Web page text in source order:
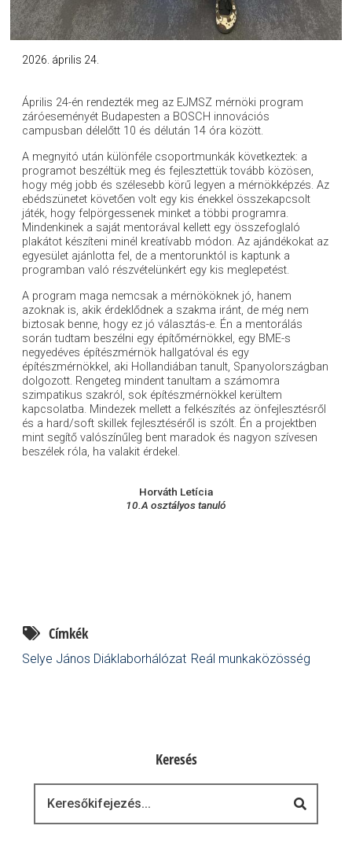
Április 24-én rendezték meg az EJMSZ mérnöki program
záróeseményét Budapesten a BOSCH innovációs
campusban délelőtt 10 és délután 14 óra között.
A megnyitó után különféle csoportmunkák következtek: a
programot beszéltük meg és fejlesztettük tovább közösen,
hogy még jobb és szélesebb körű legyen a mérnökképzés. Az
ebédszünetet követően volt egy kis énekkel összekapcsolt
játék, hogy felpörgessenek minket a többi programra.
Mindenkinek a saját mentorával kellett egy összefoglaló
plakátot készíteni minél kreatívabb módon. Az ajándékokat az
egyesület ajánlotta fel, de a mentorunktól is kaptunk a
programban való részvételünkért egy kis meglepetést.
A program maga nemcsak a mérnököknek jó, hanem
azoknak is, akik érdeklődnek a szakma iránt, de még nem
biztosak benne, hogy ez jó választás-e. Én a mentorálás
során tudtam beszélni egy építőmérnökkel, egy BME-s
negyedéves építészmérnök hallgatóval és egy
építészmérnökkel, aki Hollandiában tanult, Spanyolországban
dolgozott. Rengeteg mindent tanultam a számomra
szimpatikus szakról, sok építészmérnökkel kerültem
kapcsolatba. Mindezek mellett a felkészítés az önfejlesztésről
és a hard/soft skillek fejlesztéséről is szólt. Én a projektben
mint segítő valószínűleg bent maradok és nagyon szívesen
beszélek róla, ha valakit érdekel.
Horváth Letícia
10.A osztályos tanuló
Címkék
Selye János Diáklaborhálózat Reál munkaközösség
2026. április 24.
Keresés